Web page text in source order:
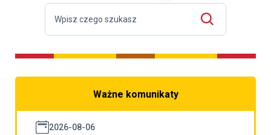
Ważne komunikaty
2026-08-06